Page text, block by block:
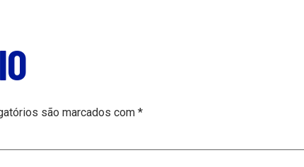
são marcados com *